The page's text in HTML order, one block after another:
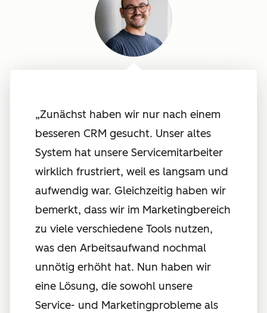
„Zunächst haben wir nur nach einem
besseren CRM gesucht. Unser altes
System hat unsere Servicemitarbeiter
wirklich frustriert, weil es langsam und
aufwendig war. Gleichzeitig haben wir
bemerkt, dass wir im Marketingbereich
zu viele verschiedene Tools nutzen,
was den Arbeitsaufwand nochmal
unnötig erhöht hat. Nun haben wir
eine Lösung, die sowohl unsere
Service- und Marketingprobleme als